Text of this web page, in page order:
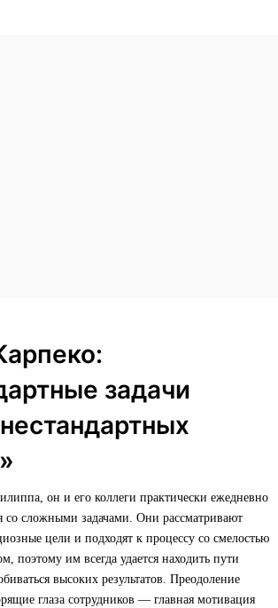
задачи
он и его коллеги практически ежедневно
со сложными задачами. Они рассматривают
цели и подходят к процессу со смелостью
поэтому им всегда удается находить пути
высоких результатов. Преодоление
глаза сотрудников — главная мотивация